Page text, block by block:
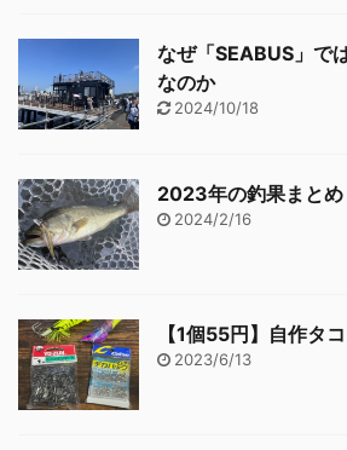
なぜ「SEABUS」で
なのか
2024/10/18
2023年の釣果まとめ
2024/2/16
【1個55円】自作タ
2023/6/13